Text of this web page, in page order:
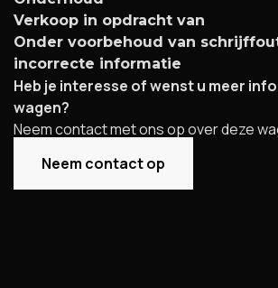
Verkoop in opdracht van
Onder voorbehoud van
incorrecte informatie
Heb je interesse of wenst u meer
wagen?
Neem contact met ons op over deze
Neem contact op